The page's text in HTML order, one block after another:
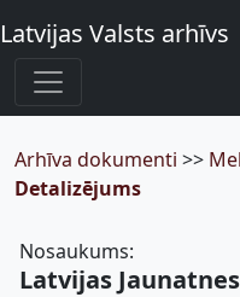
Latvijas Valsts arhīvs
Arhīva dokumenti >>
Detalizējums
Nosaukums:
Latvijas